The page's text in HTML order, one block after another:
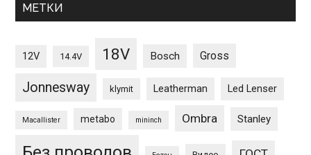
МЕТКИ
12V 14.4V 18V Bosch Gross
Jonnesway klymit Leatherman Led Lenser
Macallister metabo mininch Ombra Stanley